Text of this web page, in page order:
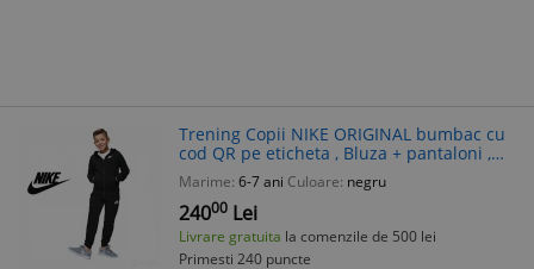
Trening Copii NIKE ORIGINAL bumbac cu
cod QR pe eticheta , Bluza + pantaloni ,
Marimea 116-122 , varsta 6-7 ani
Marime: 6-7 ani Culoare: negru
24000 Lei
Livrare gratuita la comenzile de 500 lei
Primesti 240 puncte